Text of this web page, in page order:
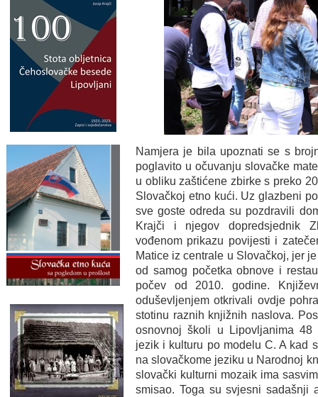
Namjera je bila upoznati se s
poglavito u očuvanju slovačke
u obliku zaštićene zbirke s preko
Slovačkoj etno kući. Uz glazbeni
sve goste odreda su pozdravili
Krajči i njegov dopredsjednik
vođenom prikazu povijesti i
Matice iz centrale u Slovačkoj, jer
od samog početka obnove i
počev od 2010. godine.
oduševljenjem otkrivali ovdje
stotinu raznih knjižnih naslova.
osnovnoj školi u Lipovljanima
jezik i kulturu po modelu C. A kad
na slovačkome jeziku u Narodnoj
slovački kulturni mozaik ima
smisao. Toga su svjesni sadašnji